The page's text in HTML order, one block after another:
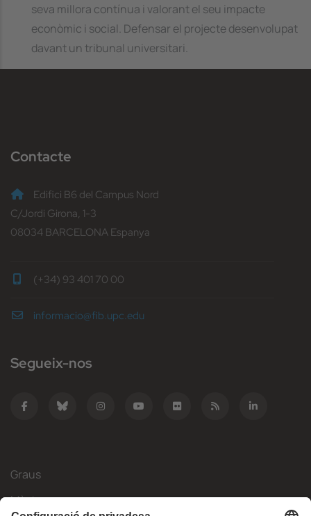
seva millora contínua i valorant el seu impacte
econòmic i social. Defensar el projecte desenvolupat
davant un tribunal universitari.
Contacte
Edifici B6 del Campus Nord
C/Jordi Girona, 1-3
08034 BARCELONA Espanya
(+34) 93 401 70 00
informacio@fib.upc.edu
Segueix-nos
Graus
Màsters